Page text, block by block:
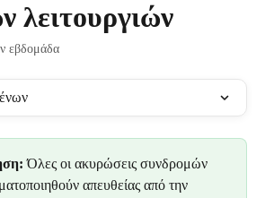
λειτουργιών
εβδομάδα
Όλες οι ακυρώσεις συνδρομών
απευθείας από την